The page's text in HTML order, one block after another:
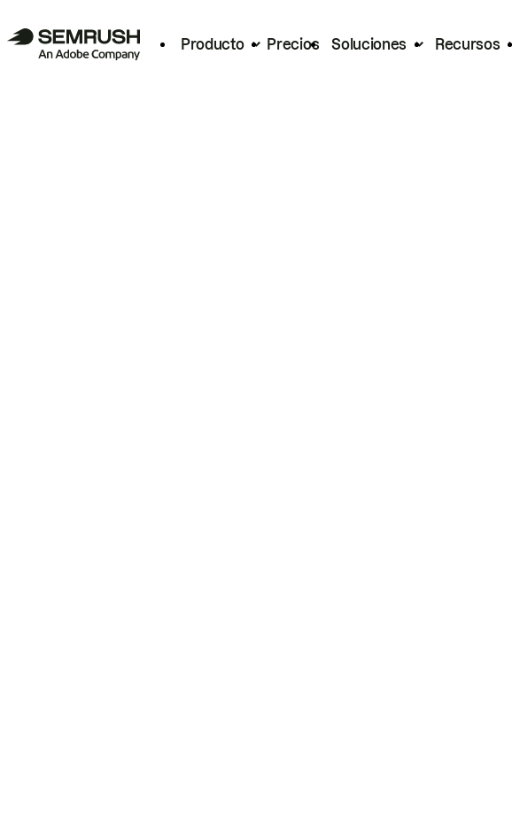
Producto Precios Soluciones Recursos